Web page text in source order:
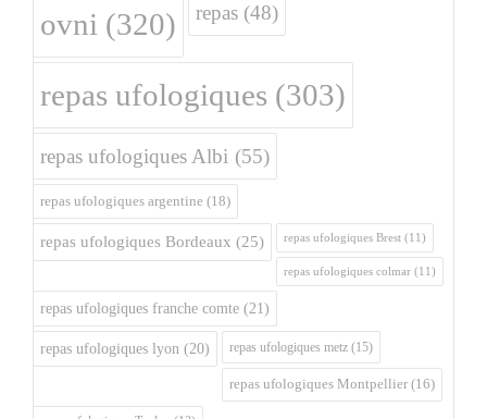
ovni (320) repas (48)
repas ufologiques (303)
repas ufologiques Albi (55)
repas ufologiques argentine (18)
repas ufologiques Bordeaux (25) repas ufologiques Brest (11)
repas ufologiques colmar (11)
repas ufologiques franche comte (21)
repas ufologiques lyon (20) repas ufologiques metz (15)
repas ufologiques Montpellier (16)